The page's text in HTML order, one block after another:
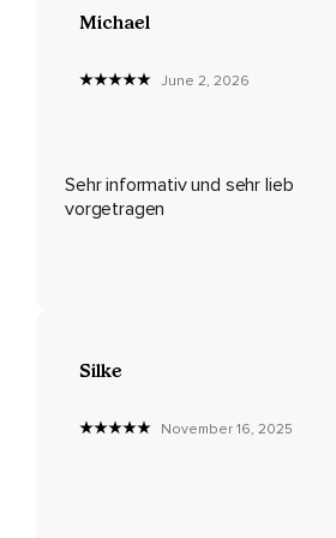
Das eine ist die Art der Liebe,
denken.
Dass die Art aus der Liebe zu denken,
Die ist natürlich,
In unserem Umfeld.
Michael
June 2, 2026
Sehr informativ und sehr lieb
vorgetragen
Silke
November 16, 2025